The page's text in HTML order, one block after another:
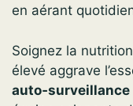
en aérant
Soignez la
élevé aggrave
auto‑surveillance